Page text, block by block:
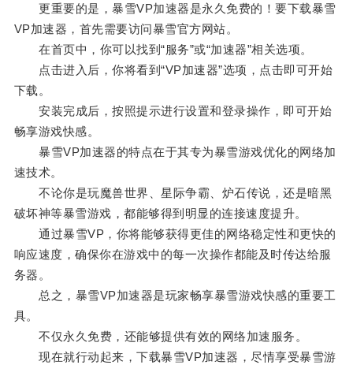
更重要的是，暴雪VP加速器是永久免费的！要下载暴雪
VP加速器，首先需要访问暴雪官方网站。
在首页中，你可以找到“服务”或“加速器”相关选项。
点击进入后，你将看到“VP加速器”选项，点击即可开始
下载。
安装完成后，按照提示进行设置和登录操作，即可开始
畅享游戏快感。
暴雪VP加速器的特点在于其专为暴雪游戏优化的网络加
速技术。
不论你是玩魔兽世界、星际争霸、炉石传说，还是暗黑
破坏神等暴雪游戏，都能够得到明显的连接速度提升。
通过暴雪VP，你将能够获得更佳的网络稳定性和更快的
响应速度，确保你在游戏中的每一次操作都能及时传达给服
务器。
总之，暴雪VP加速器是玩家畅享暴雪游戏快感的重要工
具。
不仅永久免费，还能够提供有效的网络加速服务。
现在就行动起来，下载暴雪VP加速器，尽情享受暴雪游